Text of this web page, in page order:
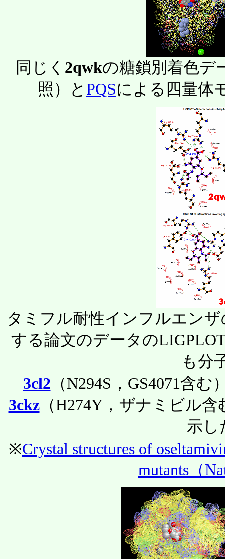
同じく 2qwkの糖鎖別着色デ
照）と PQSによる四量体
タミフル耐性インフルエン
する論文のデータの
も分
3cl2 （N294S，GS4071含む
3ckz（H274Y，ザナミビル
示し
※Crystal structures of
mutants（